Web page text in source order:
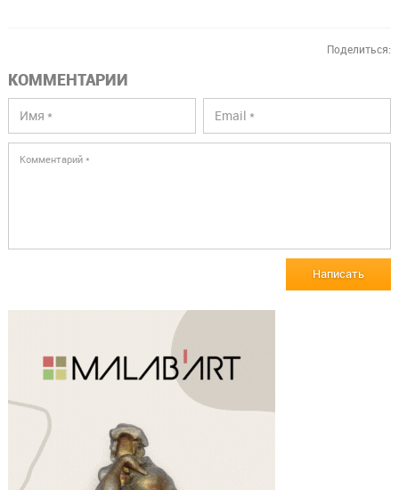
Поделиться:
КОММЕНТАРИИ
Написать